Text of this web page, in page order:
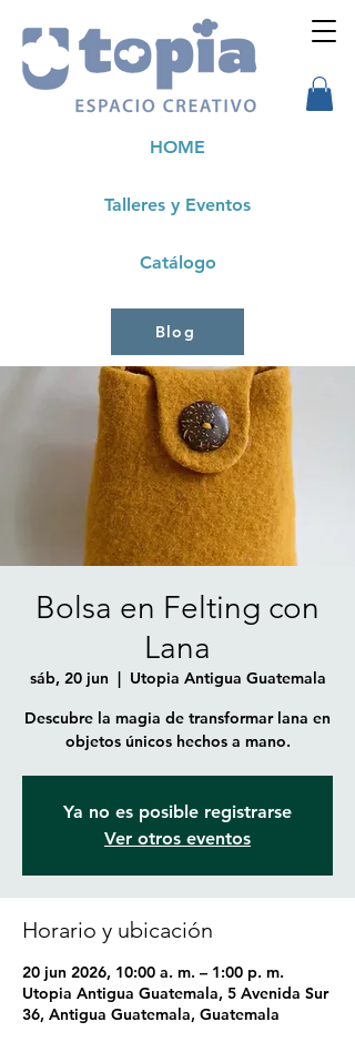
Talleres y Eventos
HOME
Catálogo
Blog
Bolsa en Felting con
Lana
sáb, 20 jun
  |
Utopia Antigua Guatemala
Descubre la magia de transformar lana en
objetos únicos hechos a mano.
Ya no es posible registrarse
Ver otros eventos
Horario y ubicación
20 jun 2026, 10:00 a. m. – 1:00 p. m.
Utopia Antigua Guatemala, 5 Avenida Sur
36, Antigua Guatemala, Guatemala